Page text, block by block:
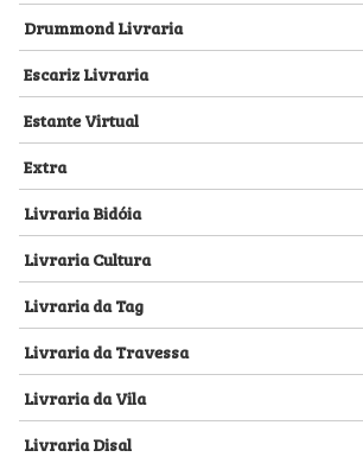
Drummond Livraria
Escariz Livraria
Estante Virtual
Extra
Livraria Bidóia
Livraria Cultura
Livraria da Tag
Livraria da Travessa
Livraria da Vila
Livraria Disal